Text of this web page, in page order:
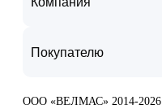
Покупателю
ООО «ВЕЛМАС» 2014-2026